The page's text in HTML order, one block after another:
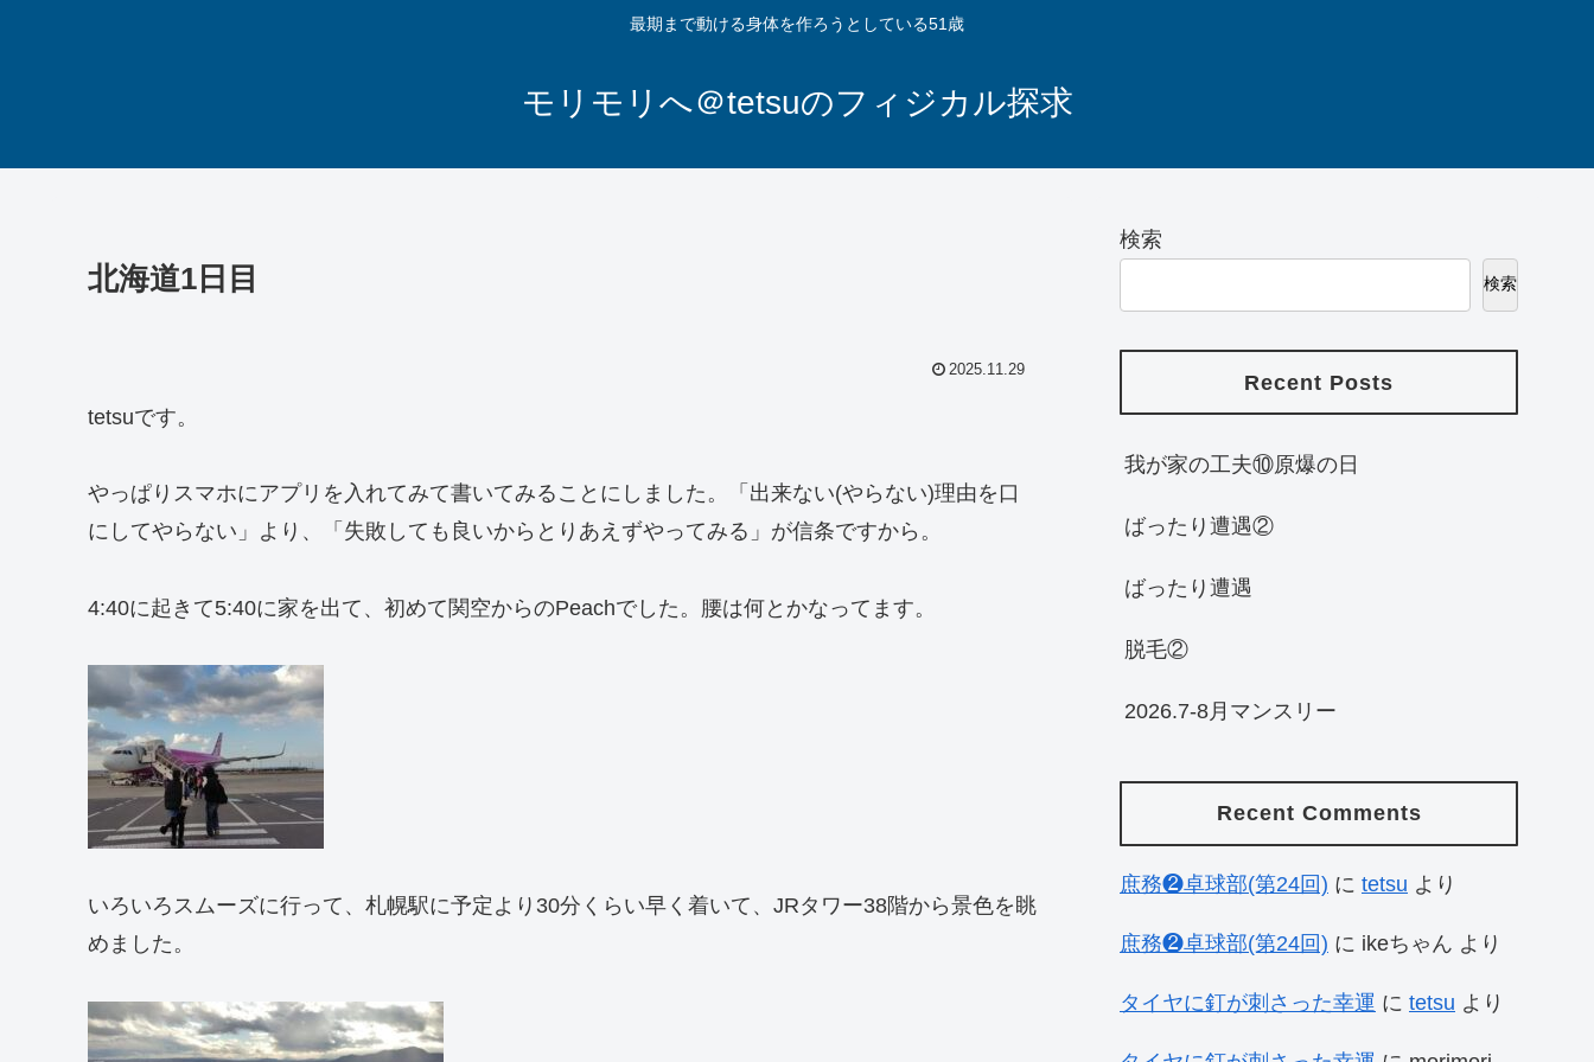
最期まで動ける身体を作ろうとしている51歳
モリモリへ＠tetsuのフィジカル探求
北海道1日目
2025.11.29
tetsuです。
やっぱりスマホにアプリを入れてみて書いてみることにしました。「出来ない(やらない)理由を口
にしてやらない」より、「失敗しても良いからとりあえずやってみる」が信条ですから。
4:40に起きて5:40に家を出て、初めて関空からのPeachでした。腰は何とかなってます。
いろいろスムーズに行って、札幌駅に予定より30分くらい早く着いて、JRタワー38階から景色を眺
めました。
検索
検索
Recent Posts
我が家の工夫⑩原爆の日
ばったり遭遇②
ばったり遭遇
脱毛②
2026.7-8月マンスリー
Recent Comments
庶務❷卓球部(第24回) に tetsu より
庶務❷卓球部(第24回) に ikeちゃん より
タイヤに釘が刺さった幸運 に tetsu より